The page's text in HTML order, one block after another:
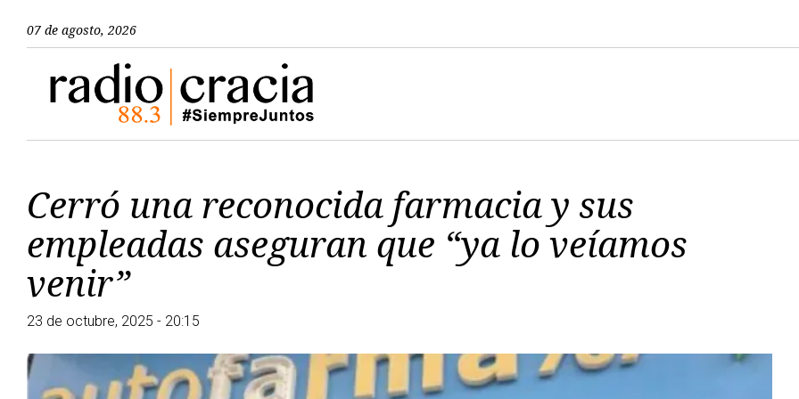
07 de agosto, 2026
Cerró una reconocida farmacia y sus
empleadas aseguran que “ya lo veíamos
venir”
23 de octubre, 2025 - 20:15